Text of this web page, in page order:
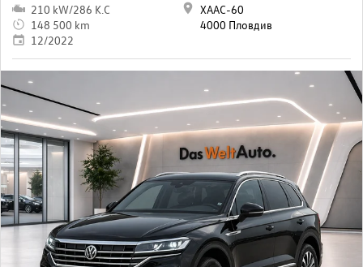
210 kW/286 K.C
148 500 km
12/2022
ХААС-60
4000 Пловдив